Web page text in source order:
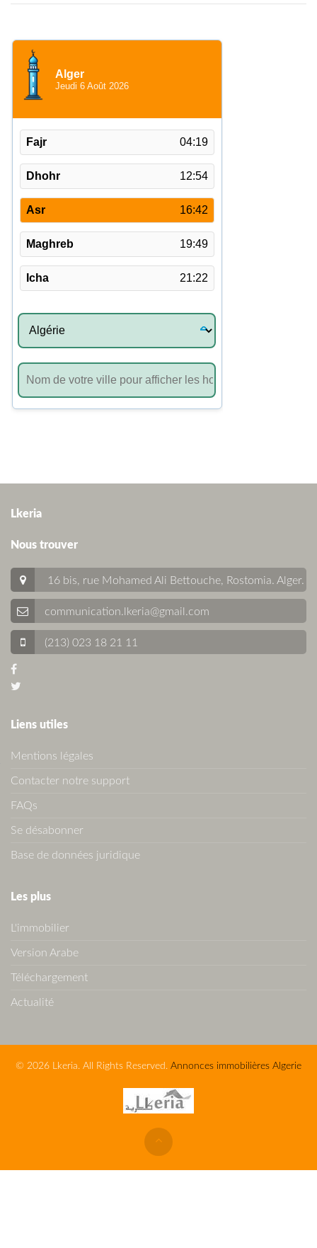
Lkeria
Nous trouver
16 bis, rue Mohamed Ali Bettouche, Rostomia. Alger.
communication.lkeria@gmail.com
(213) 023 18 21 11
Liens utiles
Mentions légales
Contacter notre support
FAQs
Se désabonner
Base de données juridique
Les plus
L'immobilier
Version Arabe
Téléchargement
Actualité
© 2026 Lkeria. All Rights Reserved. Annonces immobilières Algerie